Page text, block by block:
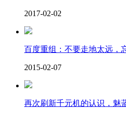
2017-02-02
百度重组：不要走地太远，
2015-02-07
再次刷新千元机的认识，魅